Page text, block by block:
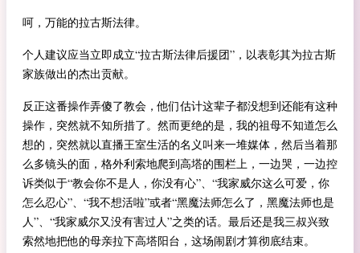
呵，万能的拉古斯法律。
个人建议应当立即成立“拉古斯法律后援团”，以表彰其为拉古斯
家族做出的杰出贡献。
反正这番操作弄傻了教会，他们估计这辈子都没想到还能有这种
操作，突然就不知所措了。然而更绝的是，我的祖母不知道怎么
想的，突然就以直播王室生活的名义叫来一堆媒体，然后当着那
么多镜头的面，格外利索地爬到高塔的围栏上，一边哭，一边控
诉类似于“教会你不是人，你没有心”、“我家威尔这么可爱，你
怎么忍心”、“我不想活啦”或者“黑魔法师怎么了，黑魔法师也是
人”、“我家威尔又没有害过人”之类的话。最后还是我三叔兴致
索然地把他的母亲拉下高塔阳台，这场闹剧才算彻底结束。